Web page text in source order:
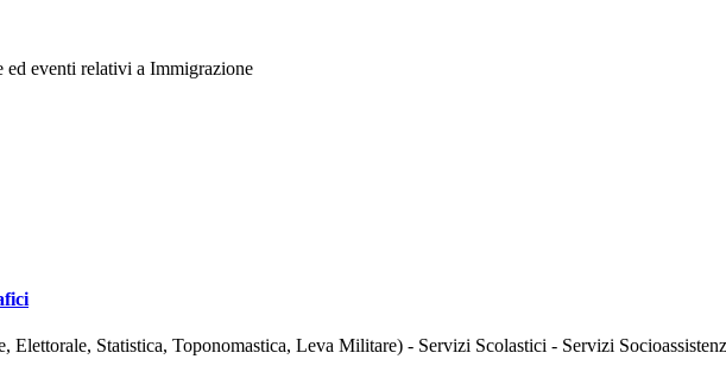
eventi relativi a Immigrazione
Elettorale, Statistica, Toponomastica, Leva Militare) - Servizi Scolastici - Servizi